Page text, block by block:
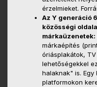
érzelmieket.
Az Y generáció
közösségi
márkaüzenetek:
márkaépítés
óriásplakátok,
lehetőségekkel
halaknak" is.
platformokon